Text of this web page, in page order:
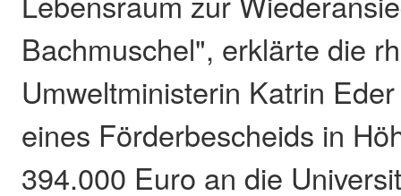
Bachmuschel", erklärte die
Umweltministerin Katrin
eines Förderbescheids in
394.000 Euro an die